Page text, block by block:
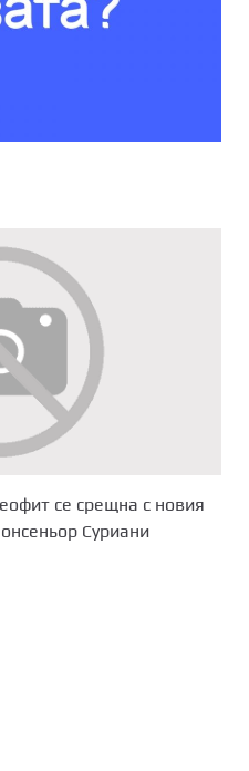
се срещна с новия
Суриани